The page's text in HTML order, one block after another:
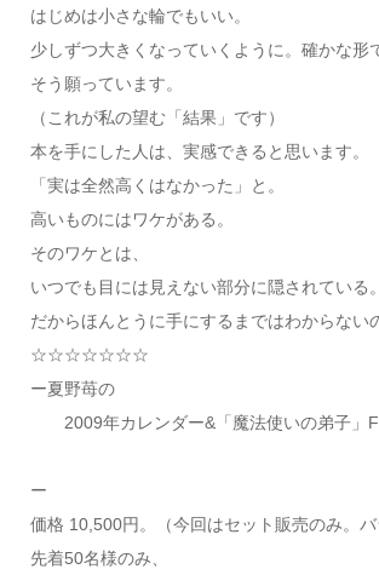
はじめは小さな輪でもいい。
少しずつ大きくなっていくように。確かな形
そう願っています。
（これが私の望む「結果」です）
本を手にした人は、実感できると思います。
「実は全然高くはなかった」と。
高いものにはワケがある。
そのワケとは、
いつでも目には見えない部分に隠されている。
だからほんとうに手にするまではわからない
☆☆☆☆☆☆☆
ー夏野苺の
2009年カレンダー&「魔法使いの弟子」
予約受
ー
価格 10,500円。（今回はセット販売のみ。バ
先着50名様のみ、